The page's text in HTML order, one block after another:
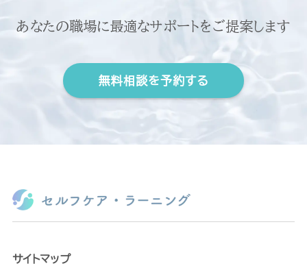
あなたの職場に最適なサポートをご提案します
無料相談を予約する
サイトマップ